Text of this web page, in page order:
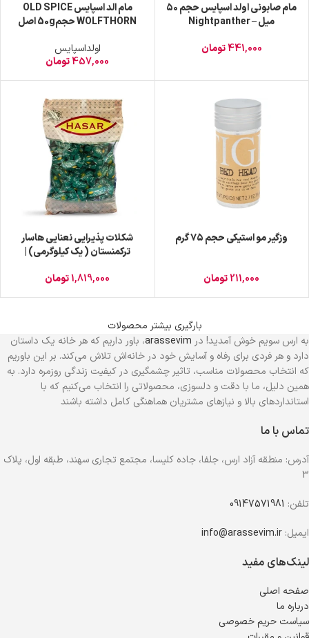
مام صابونی اولد اسپایس حجم ۵۰
میل – Nightpanther
441,000تومان
مام الد اسپایس OLD SPICE
WOLFTHORN حجم50g اصل
اولداسپایس
457,000تومان
وزگیر مو استیکی حجم ۷۵ گرم
211,000تومان
شکلات پذیرایی نعنایی هاسار
ترکمنستان ( یک کیلوگرمی) |
1,819,000تومان
بارگیری بیشتر محصولات
به ارس سویم خوش آمدید! در arassevim، باور داریم که هر خانه یک داستان
دارد و هر فردی برای رفاه و آسایش خود در خانه‌اش تلاش می‌کند. بر این باوریم
که انتخاب محصولات مناسب، تاثیر چشمگیری در کیفیت زندگی روزمره دارد. به
همین دلیل، ما با دقت و دلسوزی، محصولاتی را انتخاب می‌کنیم که با
استانداردهای بالا و نیازهای مشتریان هماهنگی کامل داشته باشند
تماس با ما
آدرس: منطقه آزاد ارس، جلفا، جاده کلیسا، مجتمع تجاری سهند، طبقه اول، پلاک
3
تلفن: 09147571981
ایمیل: info@arassevim.ir
لینک‌های مفید
صفحه اصلی
درباره ما
سیاست حریم خصوصی